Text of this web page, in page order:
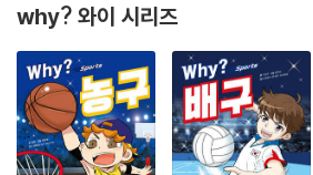
why? 와이 시리즈